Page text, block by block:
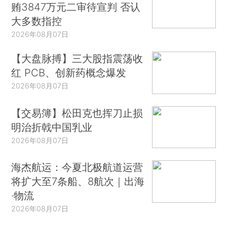
贿3847万元二审待宣判 否认
大多数指控
2026年08月07日
【大盘脉搏】三大股指震荡收
红 PCB、创新药概念爆发
2026年08月07日
【交易簿】松田克也挥刀止损
明治折戟中国乳业
2026年08月07日
海杰航运：今夏北极航道运营
将扩大至7条船、8航次｜出海
·物流
2026年08月07日